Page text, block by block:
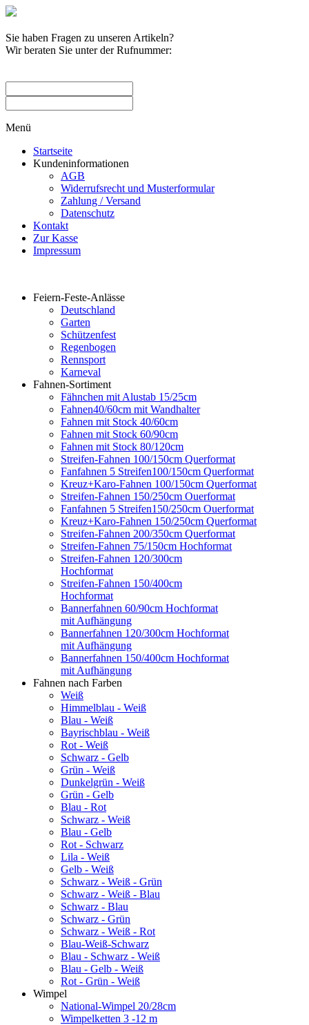
Sie haben Fragen zu unseren Artikeln?
Wir beraten Sie unter der Rufnummer:
Menü
Startseite
Kundeninformationen
AGB
Widerrufsrecht und Musterformular
Zahlung / Versand
Datenschutz
Kontakt
Zur Kasse
Impressum
Feiern-Feste-Anlässe
Deutschland
Garten
Schützenfest
Regenbogen
Rennsport
Karneval
Fahnen-Sortiment
Fähnchen mit Alustab 15/25cm
Fahnen40/60cm mit Wandhalter
Fahnen mit Stock 40/60cm
Fahnen mit Stock 60/90cm
Fahnen mit Stock 80/120cm
Streifen-Fahnen 100/150cm Querformat
Fanfahnen 5 Streifen100/150cm Querformat
Kreuz+Karo-Fahnen 100/150cm Querformat
Streifen-Fahnen 150/250cm Ouerformat
Fanfahnen 5 Streifen150/250cm Ouerformat
Kreuz+Karo-Fahnen 150/250cm Querformat
Streifen-Fahnen 200/350cm Querformat
Streifen-Fahnen 75/150cm Hochformat
Streifen-Fahnen 120/300cm
Hochformat
Streifen-Fahnen 150/400cm
Hochformat
Bannerfahnen 60/90cm Hochformat
mit Aufhängung
Bannerfahnen 120/300cm Hochformat
mit Aufhängung
Bannerfahnen 150/400cm Hochformat
mit Aufhängung
Fahnen nach Farben
Weiß
Himmelblau - Weiß
Blau - Weiß
Bayrischblau - Weiß
Rot - Weiß
Schwarz - Gelb
Grün - Weiß
Dunkelgrün - Weiß
Grün - Gelb
Blau - Rot
Schwarz - Weiß
Blau - Gelb
Rot - Schwarz
Lila - Weiß
Gelb - Weiß
Schwarz - Weiß - Grün
Schwarz - Weiß - Blau
Schwarz - Blau
Schwarz - Grün
Schwarz - Weiß - Rot
Blau-Weiß-Schwarz
Blau - Schwarz - Weiß
Blau - Gelb - Weiß
Rot - Grün - Weiß
Wimpel
National-Wimpel 20/28cm
Wimpelketten 3 -12 m